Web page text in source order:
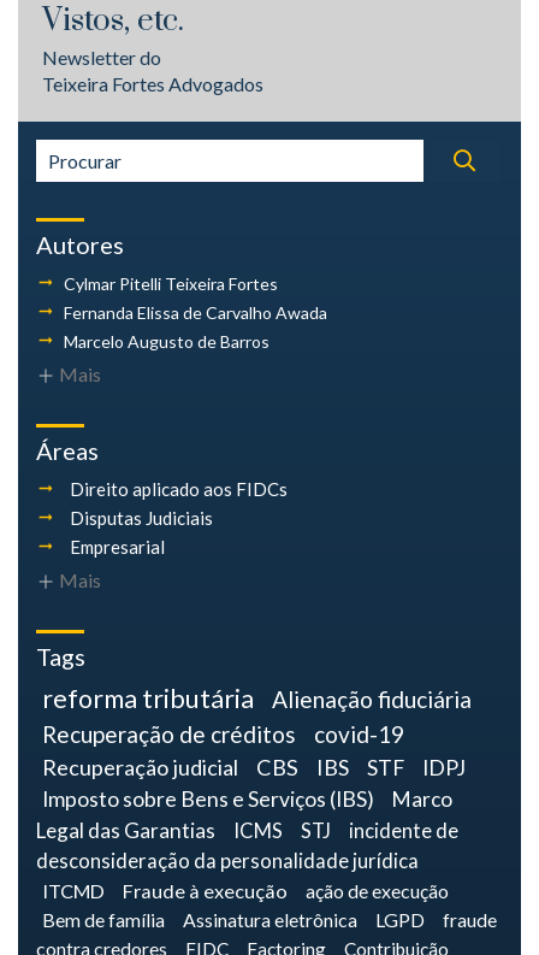
Vistos, etc.
Newsletter do
Teixeira Fortes Advogados
Autores
Cylmar Pitelli Teixeira Fortes
Fernanda Elissa de Carvalho Awada
Marcelo Augusto de Barros
Mais
Áreas
Direito aplicado aos FIDCs
Disputas Judiciais
Empresarial
Mais
Tags
reforma tributária
Alienação fiduciária
Recuperação de créditos
covid-19
Recuperação judicial CBS IBS STF
IDPJ
Imposto sobre Bens e Serviços (IBS)
Marco
Legal das Garantias
ICMS STJ
incidente de
desconsideração da personalidade jurídica
ITCMD Fraude à execução
ação de execução
Bem de família
Assinatura eletrônica LGPD
fraude
contra credores
FIDC Factoring
Contribuição